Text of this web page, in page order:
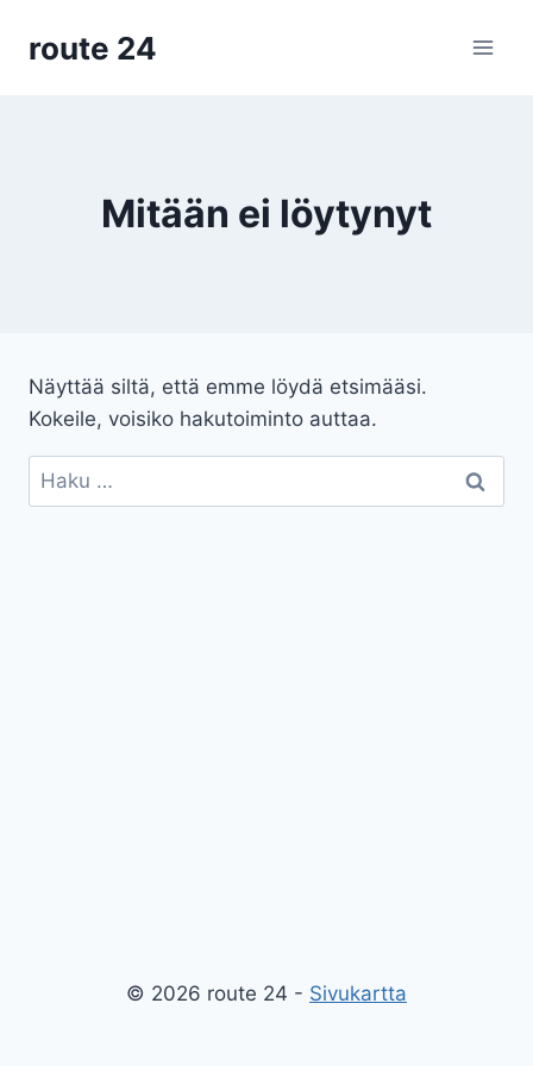
sisältöön
route 24
Mitään ei löytynyt
Näyttää siltä, että emme löydä etsimääsi.
Kokeile, voisiko hakutoiminto auttaa.
Haku:
© 2026 route 24 - Sivukartta